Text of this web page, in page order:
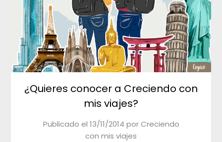
¿Quieres conocer a Creciendo con
mis viajes?
Publicado el 13/11/2014 porCreciendo
con mis viajes